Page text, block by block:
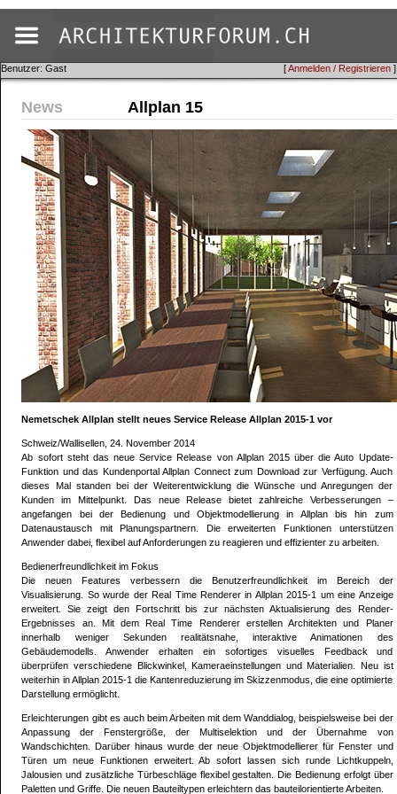
[Anmelden / Registrieren ]
Benutzer: Gast
News Allplan 15
Nemetschek Allplan stellt neues Service Release Allplan 2015-1 vor
Schweiz/Wallisellen, 24. November 2014
Ab sofort steht das neue Service Release von Allplan 2015 über die Auto Update-
Funktion und das Kundenportal Allplan Connect zum Download zur Verfügung. Auch
dieses Mal standen bei der Weiterentwicklung die Wünsche und Anregungen der
Kunden im Mittelpunkt. Das neue Release bietet zahlreiche Verbesserungen –
angefangen bei der Bedienung und Objektmodellierung in Allplan bis hin zum
Datenaustausch mit Planungspartnern. Die erweiterten Funktionen unterstützen
Anwender dabei, flexibel auf Anforderungen zu reagieren und effizienter zu arbeiten.
Bedienerfreundlichkeit im Fokus
Die neuen Features verbessern die Benutzerfreundlichkeit im Bereich der
Visualisierung. So wurde der Real Time Renderer in Allplan 2015-1 um eine Anzeige
erweitert. Sie zeigt den Fortschritt bis zur nächsten Aktualisierung des Render-
Ergebnisses an. Mit dem Real Time Renderer erstellen Architekten und Planer
innerhalb weniger Sekunden realitätsnahe, interaktive Animationen des
Gebäudemodells. Anwender erhalten ein sofortiges visuelles Feedback und
überprüfen verschiedene Blickwinkel, Kameraeinstellungen und Materialien. Neu ist
weiterhin in Allplan 2015-1 die Kantenreduzierung im Skizzenmodus, die eine optimierte
Darstellung ermöglicht.
Erleichterungen gibt es auch beim Arbeiten mit dem Wanddialog, beispielsweise bei der
Anpassung der Fenstergröße, der Multiselektion und der Übernahme von
Wandschichten. Darüber hinaus wurde der neue Objektmodellierer für Fenster und
Türen um neue Funktionen erweitert. Ab sofort lassen sich runde Lichtkuppeln,
Jalousien und zusätzliche Türbeschläge flexibel gestalten. Die Bedienung erfolgt über
Paletten und Griffe. Die neuen Bauteiltypen erleichtern das bauteilorientierte Arbeiten.